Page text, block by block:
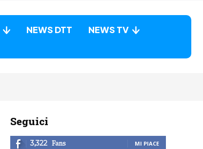
NEWS DTT
NEWS TV
Seguici
3,322 Fans MI PIACE